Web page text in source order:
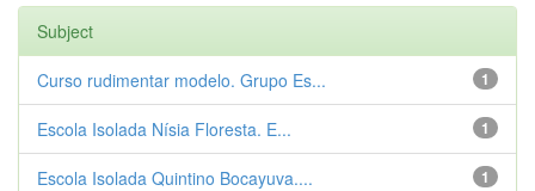
Subject
1
Curso rudimentar modelo. Grupo Es...
1
Escola Isolada Nísia Floresta. E...
1
Escola Isolada Quintino Bocayuva....